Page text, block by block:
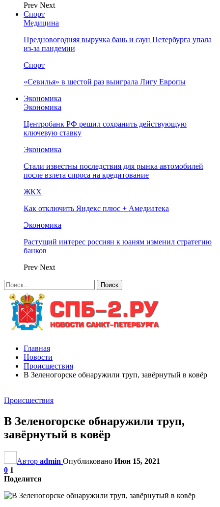
Prev Next
Спорт
Медицина
Предновогодняя выручка бань и саун Петербурга упала
из-за пандемии
Спорт
«Севилья» в шестой раз выиграла Лигу Европы
Экономика
Экономика
Центробанк РФ решил сохранить действующую
ключевую ставку
Экономика
Стали известны последствия для рынка автомобилей
после взлета спроса на кредитование
ЖКХ
Как отключить Яндекс плюс + Амедиатека
Экономика
Растущий интерес россиян к юаням изменил стратегию
банков
Prev Next
Главная
Новости
Происшествия
В Зеленогорске обнаружили труп, завёрнутый в ковёр
Происшествия
В Зеленогорске обнаружили труп,
завёрнутый в ковёр
Автор admin Опубликовано Июн 15, 2021
0 1
Поделится